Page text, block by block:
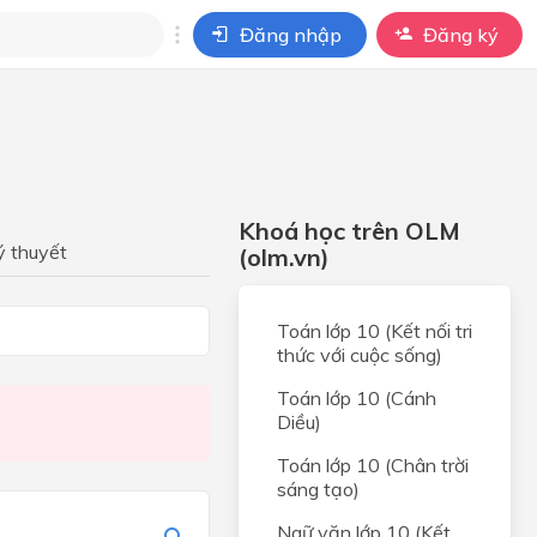
Đăng nhập Đăng ký
thuyết
Khoá học trên OLM
(olm.vn)
Toán lớp 10 (Kết nối tri
thức với cuộc sống)
Toán lớp 10 (Cánh
Diều)
Toán lớp 10 (Chân trời
sáng tạo)
Ngữ văn lớp 10 (Kết